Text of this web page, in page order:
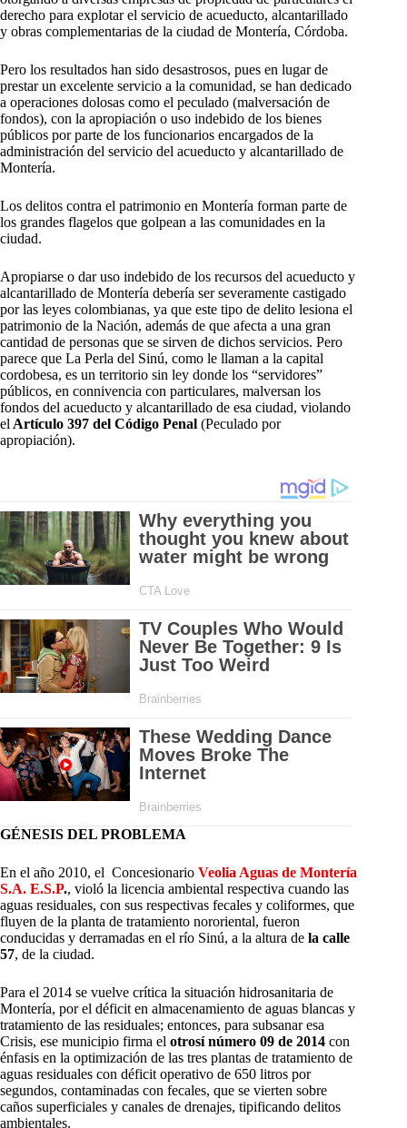
derecho para explotar el servicio de acueducto, alcantarillado
y obras complementarias de la ciudad de Montería, Córdoba.
Pero los resultados han sido desastrosos, pues en lugar de
prestar un excelente servicio a la comunidad, se han dedicado
a operaciones dolosas como el peculado (malversación de
fondos), con la apropiación o uso indebido de los bienes
públicos por parte de los funcionarios encargados de la
administración del servicio del acueducto y alcantarillado de
Montería.
Los delitos contra el patrimonio en Montería forman parte de
los grandes flagelos que golpean a las comunidades en la
ciudad.
Apropiarse o dar uso indebido de los recursos del acueducto y
alcantarillado de Montería debería ser severamente castigado
por las leyes colombianas, ya que este tipo de delito lesiona el
patrimonio de la Nación, además de que afecta a una gran
cantidad de personas que se sirven de dichos servicios. Pero
parece que La Perla del Sinú, como le llaman a la capital
cordobesa, es un territorio sin ley donde los “servidores”
públicos, en connivencia con particulares, malversan los
fondos del acueducto y alcantarillado de esa ciudad, violando
el Artículo 397 del Código Penal (Peculado por
apropiación).
GÉNESIS DEL PROBLEMA
En el año 2010, el Concesionario Veolia Aguas de Montería
S.A. E.S.P., violó la licencia ambiental respectiva cuando las
aguas residuales, con sus respectivas fecales y coliformes, que
fluyen de la planta de tratamiento nororiental, fueron
conducidas y derramadas en el río Sinú, a la altura de la calle
57, de la ciudad.
Para el 2014 se vuelve crítica la situación hidrosanitaria de
Montería, por el déficit en almacenamiento de aguas blancas y
tratamiento de las residuales; entonces, para subsanar esa
Crisis, ese municipio firma el otrosí número 09 de 2014 con
énfasis en la optimización de las tres plantas de tratamiento de
aguas residuales con déficit operativo de 650 litros por
segundos, contaminadas con fecales, que se vierten sobre
caños superficiales y canales de drenajes, tipificando delitos
ambientales.